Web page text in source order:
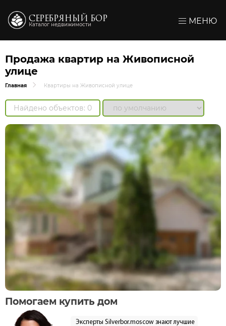
СЕРЕБРЯНЫЙ БОР
Каталог недвижимости МЕНЮ
Продажа квартир на Живописной
улице
Главная Квартиры на Живописной улице
Найдено объектов: 0
Помогаем купить дом
Эксперты Silverbor.moscow знают лучшие